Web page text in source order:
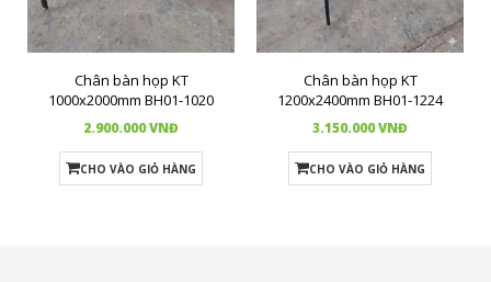
Chân bàn họp KT
1000x2000mm BH01-1020
2.900.000 VNĐ
CHO VÀO GIỎ HÀNG
Chân bàn họp KT
1200x2400mm BH01-1224
3.150.000 VNĐ
CHO VÀO GIỎ HÀNG